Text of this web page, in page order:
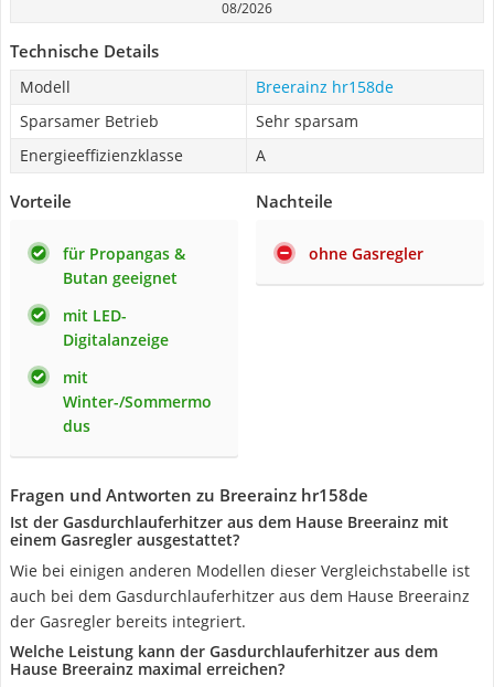
08/2026
Technische Details
Modell
Breerainz hr158de
Sparsamer Betrieb
Sehr sparsam
Energieeffizienzklasse
A
Vorteile
für Propangas &
Butan geeignet
mit LED-
Digitalanzeige
mit
Winter-/Sommermo
dus
Nachteile
ohne Gasregler
Fragen und Antworten zu Breerainz hr158de
Ist der Gasdurchlauferhitzer aus dem Hause Breerainz mit
einem Gasregler ausgestattet?
Wie bei einigen anderen Modellen dieser Vergleichstabelle ist
auch bei dem Gasdurchlauferhitzer aus dem Hause Breerainz
der Gasregler bereits integriert.
Welche Leistung kann der Gasdurchlauferhitzer aus dem
Hause Breerainz maximal erreichen?